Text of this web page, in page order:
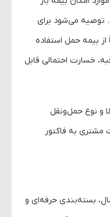
می‌شود برای
بیمه حمل استفاده
خسارت احتمالی قابل
و نوع حمل‌ونقل
به فاکتور
بسته‌بندی حرفه‌ای و